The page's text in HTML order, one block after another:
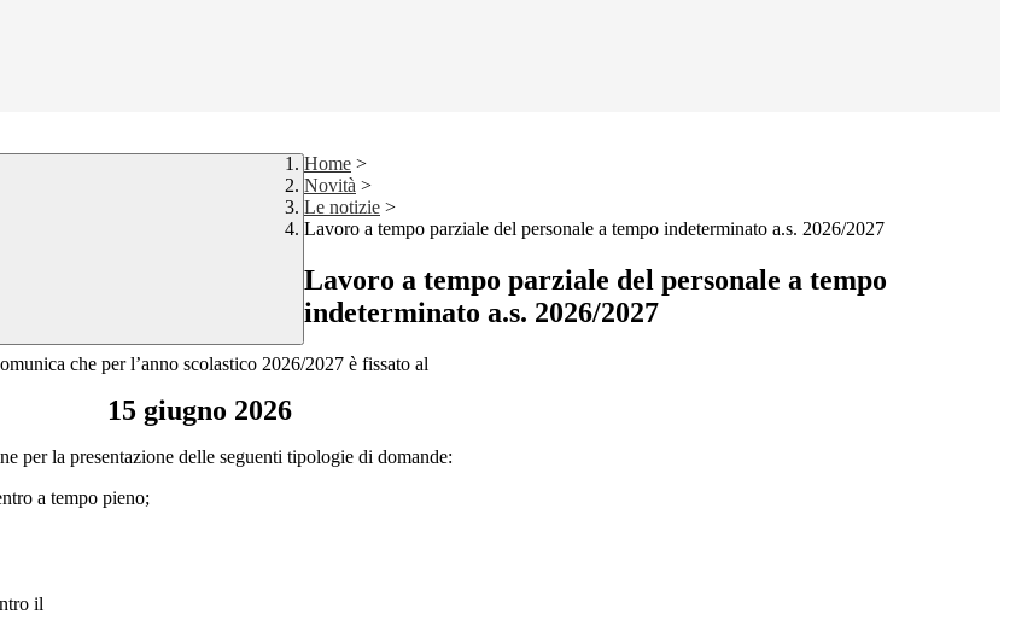
Home >
Novità >
Le notizie >
Lavoro a tempo parziale del personale a tempo indeterminato a.s. 2026/2027
Lavoro a tempo parziale del personale a tempo
indeterminato a.s. 2026/2027
che per l’anno scolastico 2026/2027 è fissato al
15 giugno 2026
per la presentazione delle seguenti tipologie di domande:
a tempo pieno;
il